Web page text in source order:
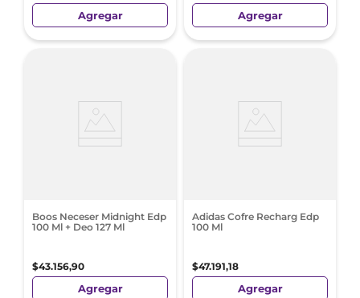
Agregar Agregar
Boos Neceser Midnight Edp
100 Ml + Deo 127 Ml
$43.156,90
Agregar
Adidas Cofre Recharg Edp
100 Ml
$47.191,18
Agregar